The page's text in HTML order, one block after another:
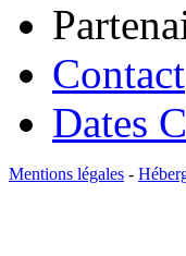
Contact
Dates
Mentions légales -